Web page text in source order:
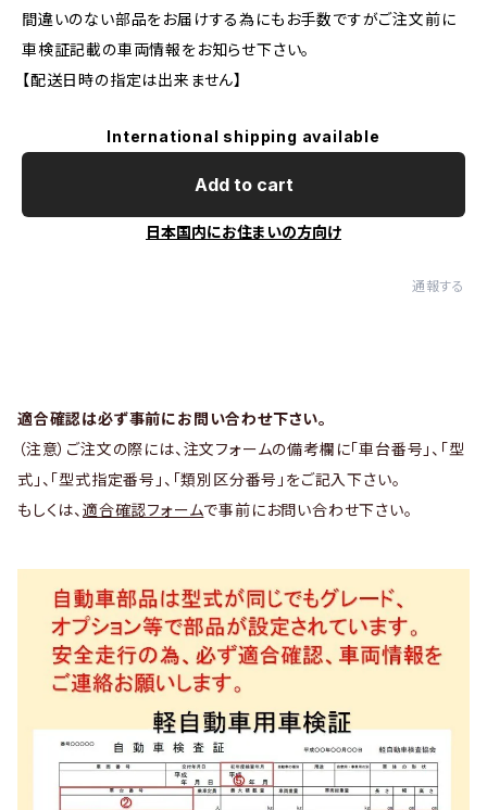
間違いのない部品をお届けする為にもお手数ですがご注文前に
車検証記載の車両情報をお知らせ下さい。
【配送日時の指定は出来ません】
International shipping available
Add to cart
日本国内にお住まいの方向け
通報する
適合確認は必ず事前にお問い合わせ下さい。
（注意）ご注文の際には、注文フォームの備考欄に「車台番号」、「型
式」、「型式指定番号」、「類別区分番号」をご記入下さい。
もしくは、 適合確認フォームで事前にお問い合わせ下さい。